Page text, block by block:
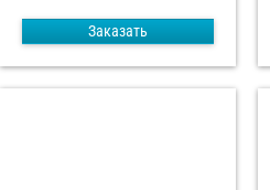
Заказать